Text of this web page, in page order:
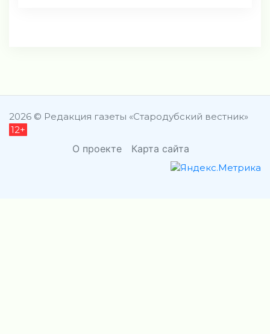
2026 © Редакция газеты «Стародубский вестник»
12+
О проекте Карта сайта